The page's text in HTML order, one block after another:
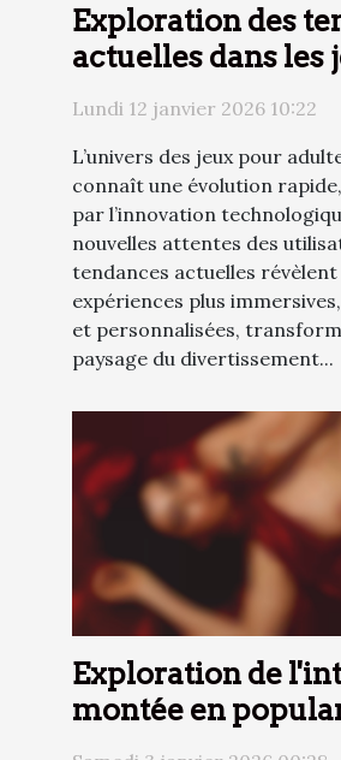
Exploration des
actuelles dans les
pour adultes en
Lundi 12 janvier 2026 10:22
L’univers des jeux pour
connaît une évolution
par l’innovation
nouvelles attentes des
tendances actuelles révèlent
expériences plus
et personnalisées,
paysage du divertissement...
Exploration de
montée en
services